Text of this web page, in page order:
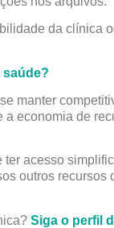
da clínica
saúde?
manter
economia de
acesso
outros recursos
Siga o perfil